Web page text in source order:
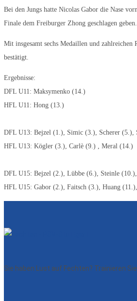
Bei den Jungs hatte Nicolas Gabor die Nase
Finale dem Freiburger Zhong geschlagen geben.
Mit insgesamt sechs Medaillen und
bestätigt.
Ergebnisse:
DFL U11: Maksymenko (14.)
HFL U11: Hong (13.)
DFL U13: Bejzel (1.), Simic (3.), Scherer
HFL U13: Kögler (3.), Carlè (9.) , Meral (14.)
DFL U15: Bejzel (2.), Lübbe (6.), Steinle
HFL U15: Gabor (2.), Faitsch (3.), Huang
Sie haben Lust auf Fechten? Trainieren